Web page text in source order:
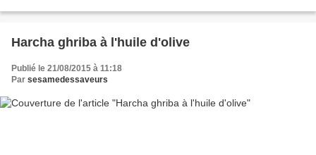
Harcha ghriba à l'huile d'olive
Publié le 21/08/2015 à 11:18
Par sesamedessaveurs